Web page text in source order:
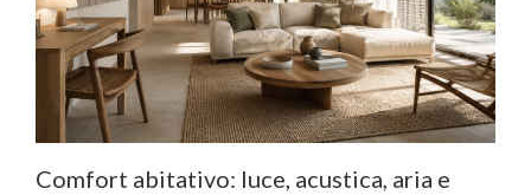
Comfort abitativo: luce, acustica, aria e